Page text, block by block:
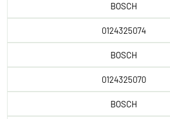
BOSCH
0124325074
BOSCH
0124325070
BOSCH